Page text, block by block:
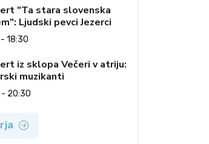
"Ta stara slovenska
Ljudski pevci Jezerci
18:30
iz sklopa Večeri v atriju:
muzikanti
- 20:30